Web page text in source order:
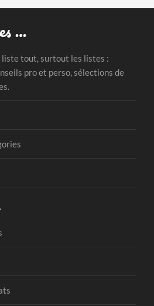
…
tout, surtout les listes :
pro et perso, sélections de